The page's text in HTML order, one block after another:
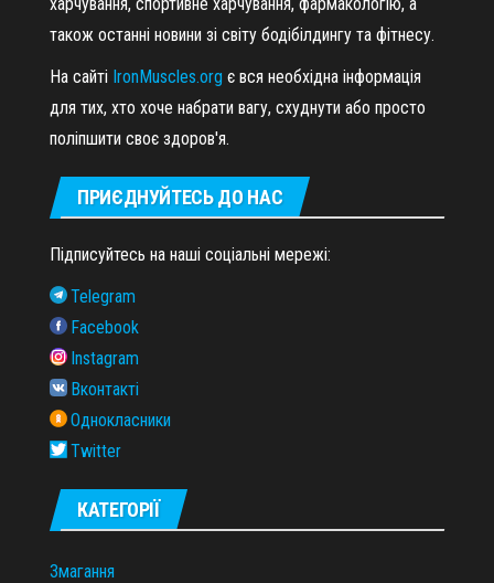
також останні новини зі світу бодібілдингу та фітнесу.
На сайті IronMuscles.org є вся необхідна інформація
для тих, хто хоче набрати вагу, схуднути або просто
поліпшити своє здоров'я.
ПРИЄДНУЙТЕСЬ ДО НАС
Підписуйтесь на наші соціальні мережі:
Telegram
Facebook
Instagram
Вконтакті
Однокласники
Twitter
КАТЕГОРІЇ
Змагання